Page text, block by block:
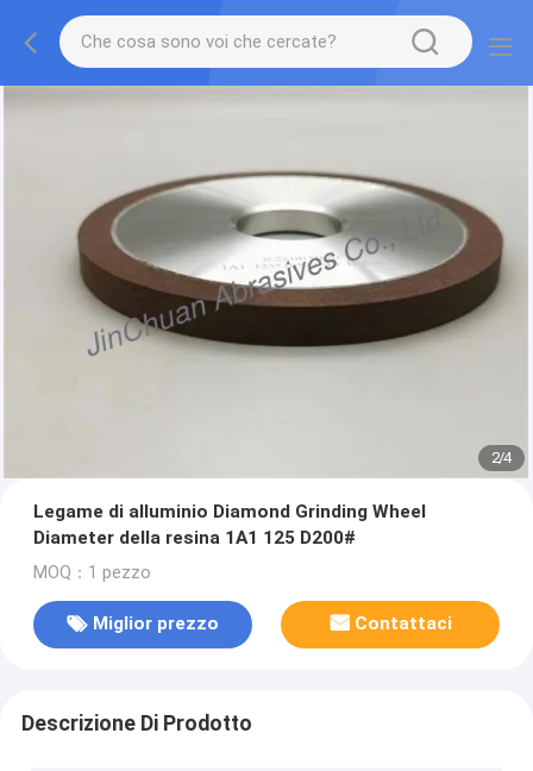
2/4
Legame di alluminio Diamond Grinding Wheel
Diameter della resina 1A1 125 D200#
MOQ：1 pezzo
Miglior prezzo Contattaci
Descrizione Di Prodotto